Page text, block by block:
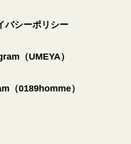
シーポリシー
（UMEYA）
（0189homme）